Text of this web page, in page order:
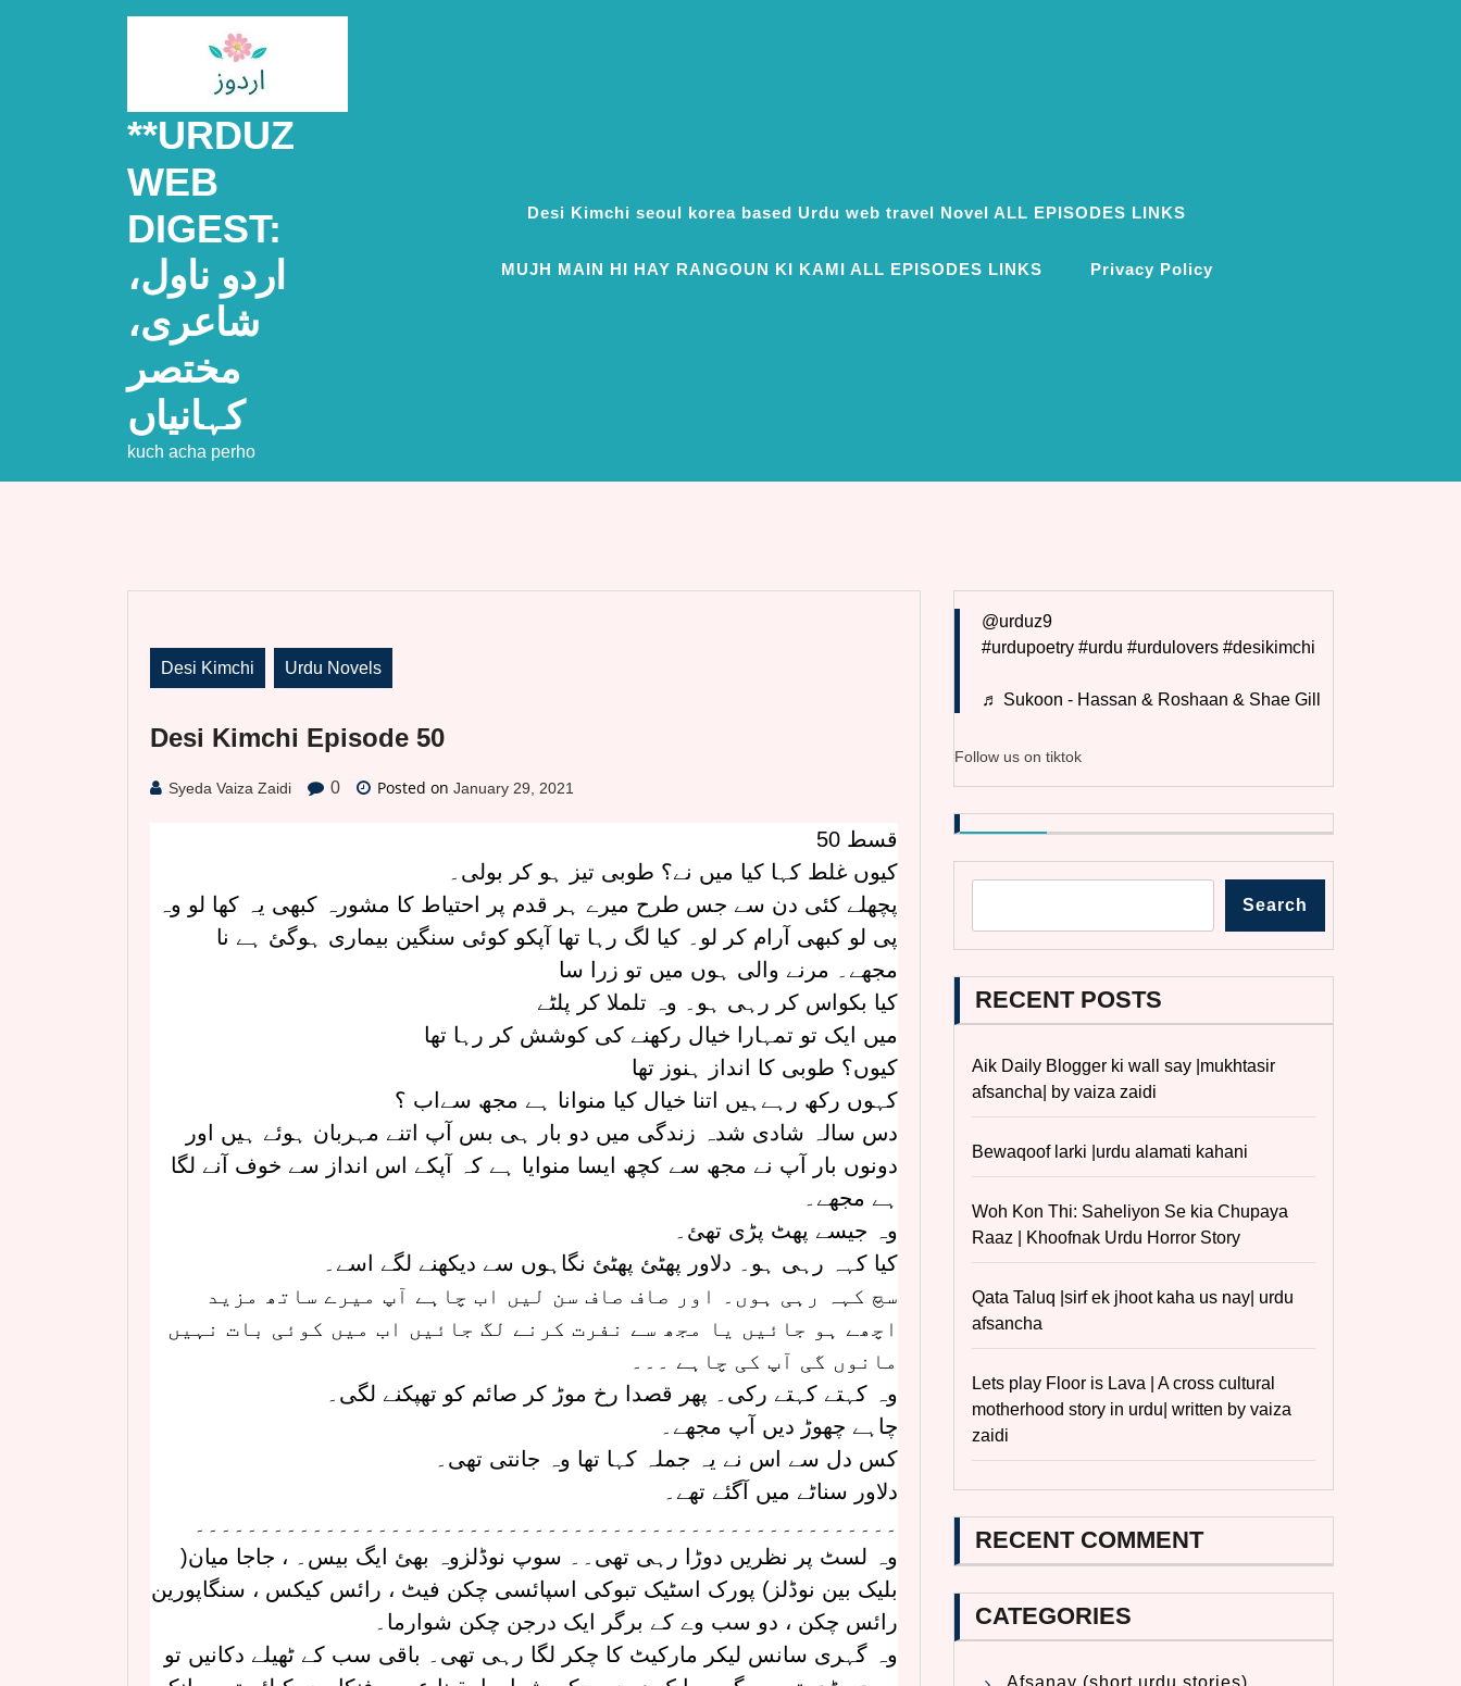
**URDUZ
WEB
DIGEST:
اردو ناول،
شاعری،
مختصر
کہانیاں
kuch acha perho
Desi Kimchi seoul korea based Urdu web travel Novel ALL EPISODES LINKS
MUJH MAIN HI HAY RANGOUN KI KAMI ALL EPISODES LINKS Privacy Policy
Desi Kimchi Urdu Novels
Desi Kimchi Episode 50
Syeda Vaiza Zaidi 0 Posted on January 29, 2021
قسط 50
کیوں غلط کہا کیا میں نے؟ طوبی تیز ہو کر بولی۔
پچھلے کئی دن سے جس طرح میرے ہر قدم پر احتیاط کا مشورہ کبھی یہ کھا لو وہ
پی لو کبھی آرام کر لو۔ کیا لگ رہا تھا آپکو کوئی سنگین بیماری ہوگئ ہے نا
مجھے۔ مرنے والی ہوں میں تو زرا سا
کیا بکواس کر رہی ہو۔ وہ تلملا کر پلٹے
میں ایک تو تمہارا خیال رکھنے کی کوشش کر رہا تھا
کیوں؟ طوبی کا انداز ہنوز تھا
کہوں رکھ رہےہیں اتنا خیال کیا منوانا ہے مجھ سےاب ؟
دس سالہ شادی شدہ زندگی میں دو بار ہی بس آپ اتنے مہربان ہوئے ہیں اور
دونوں بار آپ نے مجھ سے کچھ ایسا منوایا ہے کہ آپکے اس انداز سے خوف آنے لگا
ہے مجھے۔
وہ جیسے پھٹ پڑی تھئ۔
کیا کہہ رہی ہو۔ دلاور پھٹئ پھٹئ نگاہوں سے دیکھنے لگے اسے۔
سچ کہہ رہی ہوں۔ اور صاف صاف سن لیں اب چاہے آپ میرے ساتھ مزید
اچھے ہو جائیں یا مجھ سے نفرت کرنے لگ جائیں اب میں کوئی بات نہیں
مانوں گی آپ کی چاہے ۔۔۔
وہ کہتے کہتے رکی۔ پھر قصدا رخ موڑ کر صائم کو تھپکنے لگی۔
چاہے چھوڑ دیں آپ مجھے۔
کس دل سے اس نے یہ جملہ کہا تھا وہ جانتی تھی۔
دلاور سناٹے میں آگئے تھے۔
۔۔۔۔۔۔۔۔۔۔۔۔۔۔۔۔۔۔۔۔۔۔۔۔۔۔۔۔۔۔۔۔۔۔۔۔۔۔۔۔۔۔۔۔۔۔۔۔۔۔۔۔۔۔
وہ لسٹ پر نظریں دوڑا رہی تھی۔۔ سوپ نوڈلزوہ بھئ ایگ بیس۔ ، جاجا میان(
بلیک بین نوڈلز) پورک اسٹیک تبوکی اسپائسی چکن فیٹ ، رائس کیکس ، سنگاپورین
رائس چکن ، دو سب وے کے برگر ایک درجن چکن شوارما۔
وہ گہری سانس لیکر مارکیٹ کا چکر لگا رہی تھی۔ باقی سب کے ٹھیلے دکانیں تو
@urduz9
#urdupoetry #urdu #urdulovers #desikimchi
♬ Sukoon - Hassan & Roshaan & Shae Gill
Follow us on tiktok
Search
RECENT POSTS
Aik Daily Blogger ki wall say |mukhtasir
afsancha| by vaiza zaidi
Bewaqoof larki |urdu alamati kahani
Woh Kon Thi: Saheliyon Se kia Chupaya
Raaz | Khoofnak Urdu Horror Story
Qata Taluq |sirf ek jhoot kaha us nay| urdu
afsancha
Lets play Floor is Lava | A cross cultural
motherhood story in urdu| written by vaiza
zaidi
RECENT COMMENT
CATEGORIES